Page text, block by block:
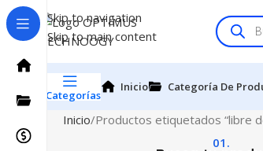
Skip to navigation
Skip to main content
Categorías
Inicio Categoría De
Inicio Productos etiquetados “libre
01.